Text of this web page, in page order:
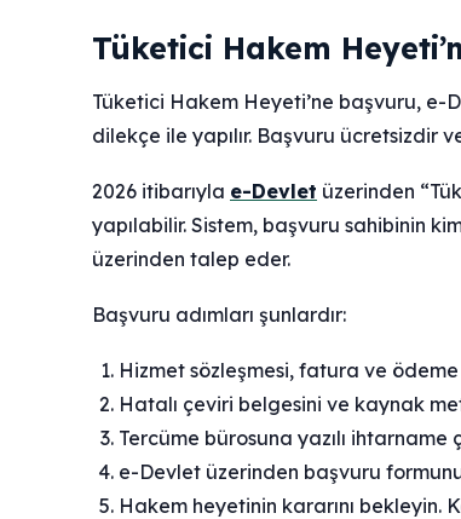
Tüketici Hakem
Tüketici Hakem Heyeti’ne başvuru, e-
dilekçe ile yapılır. Başvuru ücretsizdir
2026 itibarıyla e-Devlet üzerinden
yapılabilir. Sistem, başvuru sahibinin
üzerinden talep eder.
Başvuru adımları şunlardır:
Hizmet sözleşmesi, fatura ve
Hatalı çeviri belgesini ve kaynak
Tercüme bürosuna yazılı
e-Devlet üzerinden başvuru
Hakem heyetinin kararını